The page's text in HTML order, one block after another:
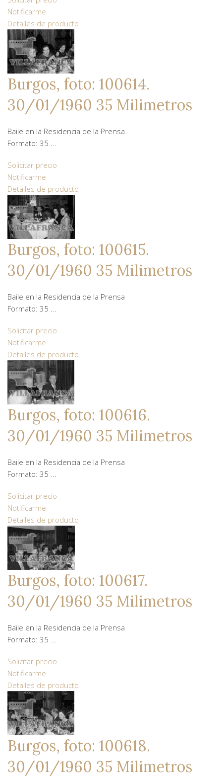
Notificarme
Detalles de producto
Burgos, foto: 100614.
30/01/1960 35 Milimetros
Baile en la Residencia de la Prensa
Formato: 35 ...
Solicitar precio
Notificarme
Detalles de producto
Burgos, foto: 100615.
30/01/1960 35 Milimetros
Baile en la Residencia de la Prensa
Formato: 35 ...
Solicitar precio
Notificarme
Detalles de producto
Burgos, foto: 100616.
30/01/1960 35 Milimetros
Baile en la Residencia de la Prensa
Formato: 35 ...
Solicitar precio
Notificarme
Detalles de producto
Burgos, foto: 100617.
30/01/1960 35 Milimetros
Baile en la Residencia de la Prensa
Formato: 35 ...
Solicitar precio
Notificarme
Detalles de producto
Burgos, foto: 100618.
30/01/1960 35 Milimetros